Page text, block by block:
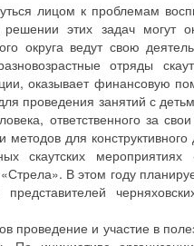
лицом к проблемам
этих задач могут
округа ведут свою
отряды
оказывает финансовую
проведения занятий с
ответственного за
для
скаутских
В этом году
представителей
проведение и участие в